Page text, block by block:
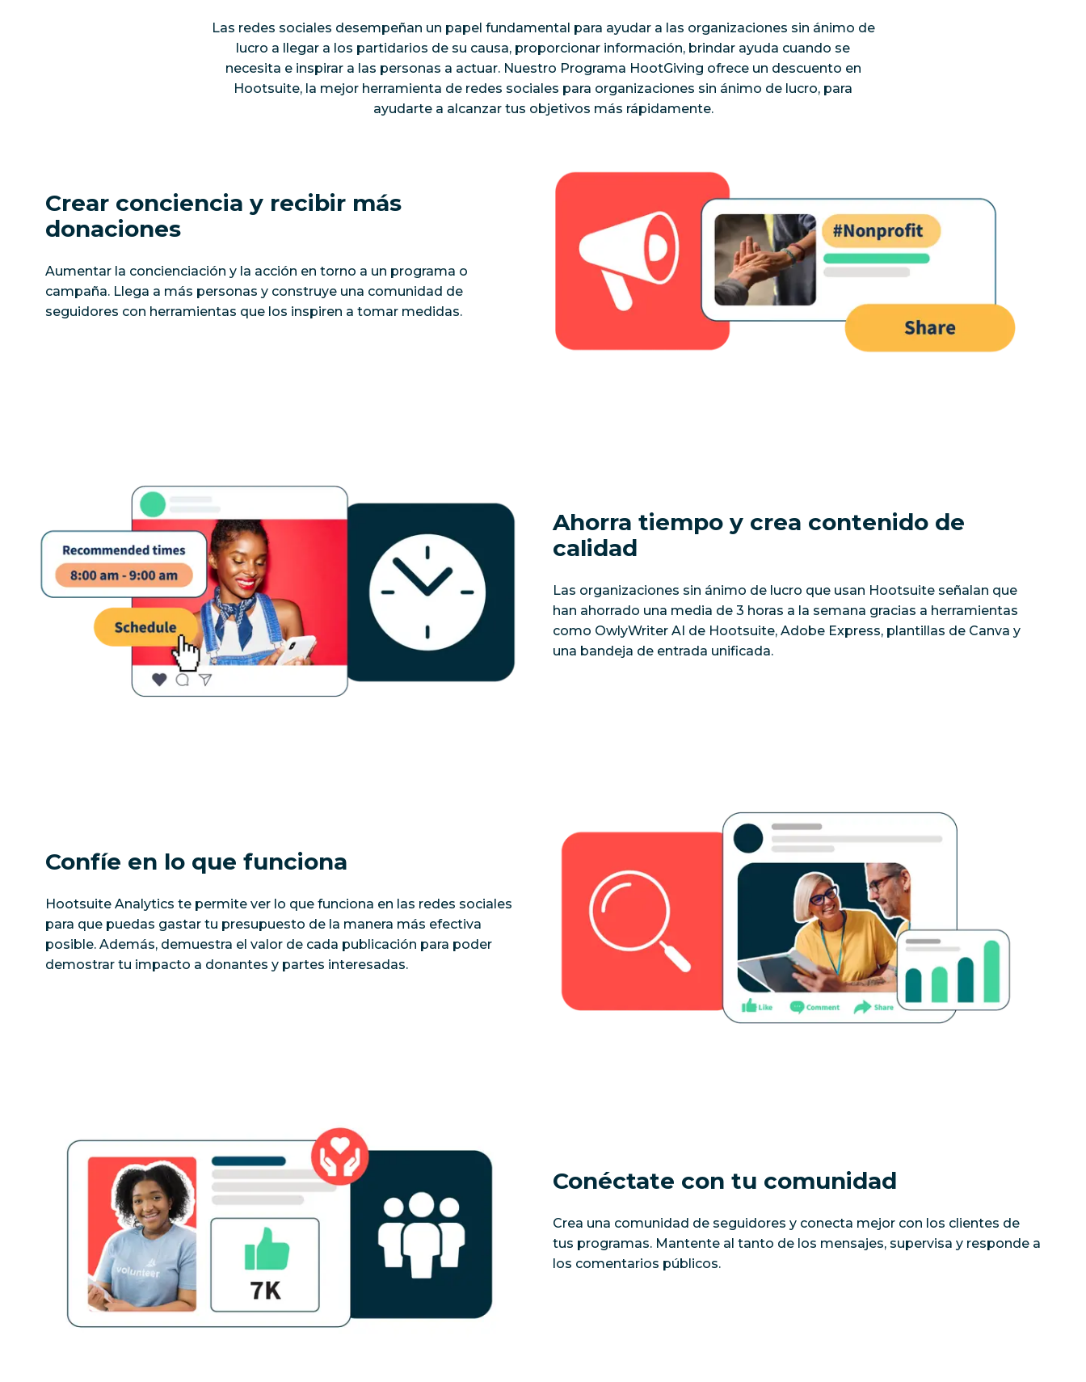
Las redes sociales desempeñan un papel fundamental para ayudar a las organizaciones sin ánimo de
lucro a llegar a los partidarios de su causa, proporcionar información, brindar ayuda cuando se
necesita e inspirar a las personas a actuar. Nuestro Programa HootGiving ofrece un descuento en
Hootsuite, la mejor herramienta de redes sociales para organizaciones sin ánimo de lucro, para
ayudarte a alcanzar tus objetivos más rápidamente.
Crear conciencia y recibir más
donaciones
Aumentar la concienciación y la acción en torno a un programa o
campaña. Llega a más personas y construye una comunidad de
seguidores con herramientas que los inspiren a tomar medidas.
Ahorra tiempo y crea contenido de
calidad
Las organizaciones sin ánimo de lucro que usan Hootsuite señalan que
han ahorrado una media de 3 horas a la semana gracias a herramientas
como OwlyWriter AI de Hootsuite, Adobe Express, plantillas de Canva y
una bandeja de entrada unificada.
Confíe en lo que funciona
Hootsuite Analytics te permite ver lo que funciona en las redes sociales
para que puedas gastar tu presupuesto de la manera más efectiva
posible. Además, demuestra el valor de cada publicación para poder
demostrar tu impacto a donantes y partes interesadas.
Conéctate con tu comunidad
Crea una comunidad de seguidores y conecta mejor con los clientes de
tus programas. Mantente al tanto de los mensajes, supervisa y responde a
los comentarios públicos.